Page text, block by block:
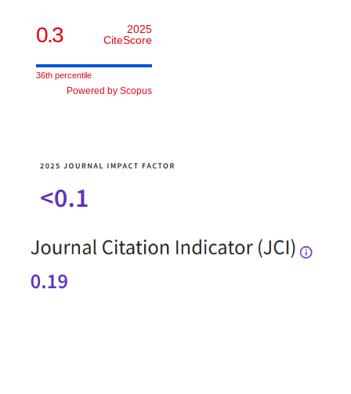
0.3
2025
CiteScore
36th percentile
Powered by Scopus